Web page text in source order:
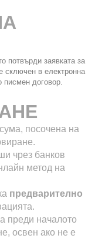
потвърди заявката за
сключен в електронна
договор.
посочена на
чрез банков
метод на
предварително
преди началото
освен ако не е